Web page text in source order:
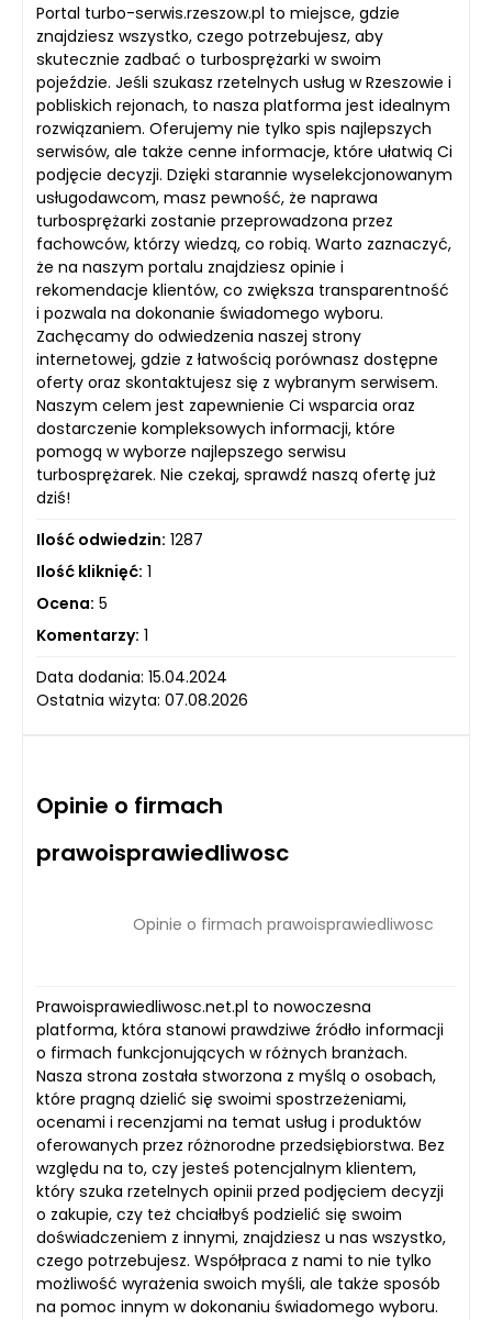
Portal turbo-serwis.rzeszow.pl to miejsce, gdzie
znajdziesz wszystko, czego potrzebujesz, aby
skutecznie zadbać o turbosprężarki w swoim
pojeździe. Jeśli szukasz rzetelnych usług w Rzeszowie i
pobliskich rejonach, to nasza platforma jest idealnym
rozwiązaniem. Oferujemy nie tylko spis najlepszych
serwisów, ale także cenne informacje, które ułatwią Ci
podjęcie decyzji. Dzięki starannie wyselekcjonowanym
usługodawcom, masz pewność, że naprawa
turbosprężarki zostanie przeprowadzona przez
fachowców, którzy wiedzą, co robią. Warto zaznaczyć,
że na naszym portalu znajdziesz opinie i
rekomendacje klientów, co zwiększa transparentność
i pozwala na dokonanie świadomego wyboru.
Zachęcamy do odwiedzenia naszej strony
internetowej, gdzie z łatwością porównasz dostępne
oferty oraz skontaktujesz się z wybranym serwisem.
Naszym celem jest zapewnienie Ci wsparcia oraz
dostarczenie kompleksowych informacji, które
pomogą w wyborze najlepszego serwisu
turbosprężarek. Nie czekaj, sprawdź naszą ofertę już
dziś!
Ilość odwiedzin: 1287
Ilość kliknięć: 1
Ocena: 5
Komentarzy: 1
Data dodania: 15.04.2024
Ostatnia wizyta: 07.08.2026
Opinie o firmach
prawoisprawiedliwosc
Opinie o firmach prawoisprawiedliwosc
Prawoisprawiedliwosc.net.pl to nowoczesna
platforma, która stanowi prawdziwe źródło informacji
o firmach funkcjonujących w różnych branżach.
Nasza strona została stworzona z myślą o osobach,
które pragną dzielić się swoimi spostrzeżeniami,
ocenami i recenzjami na temat usług i produktów
oferowanych przez różnorodne przedsiębiorstwa. Bez
względu na to, czy jesteś potencjalnym klientem,
który szuka rzetelnych opinii przed podjęciem decyzji
o zakupie, czy też chciałbyś podzielić się swoim
doświadczeniem z innymi, znajdziesz u nas wszystko,
czego potrzebujesz. Współpraca z nami to nie tylko
możliwość wyrażenia swoich myśli, ale także sposób
na pomoc innym w dokonaniu świadomego wyboru.